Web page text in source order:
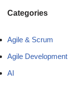
Categories
Agile & Scrum
Agile Development
AI